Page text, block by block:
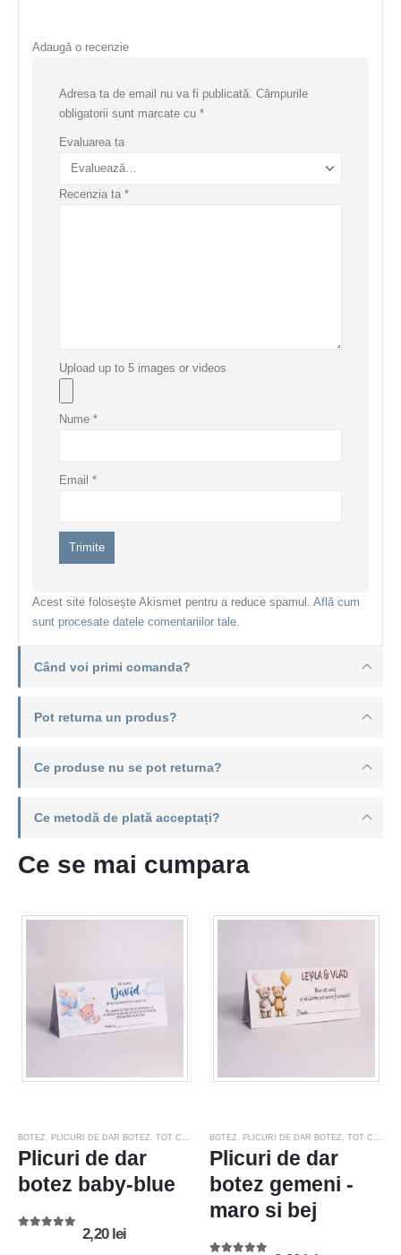
Adaugă o recenzie
Adresa ta de email nu va fi publicată. Câmpurile
obligatorii sunt marcate cu *
Evaluarea ta
Recenzia ta *
Upload up to 5 images or videos
Nume *
Email *
Acest site folosește Akismet pentru a reduce spamul. Află cum
sunt procesate datele comentariilor tale.
Când voi primi comanda?
Pot returna un produs?
Ce produse nu se pot returna?
Ce metodă de plată acceptați?
Ce se mai cumpara
BOTEZ PLICURI DE DAR BOTEZ TOT CE AI NEVOIE PENTRU NUNTA SAU BOTEZ
Plicuri de dar
botez baby-blue
out of 52,20 lei
BOTEZ PLICURI DE DAR BOTEZ TOT CE AI NEVOIE PENTRU NUNTA SAU BOTEZ
Plicuri de dar
botez gemeni -
maro si bej